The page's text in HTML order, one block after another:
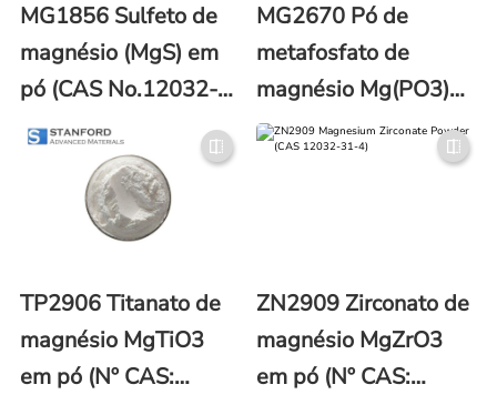
MG1856 Sulfeto de
magnésio (MgS) em
pó (CAS No.12032-
36-9)
MG2670 Pó de
metafosfato de
magnésio Mg(PO3)2
(Nº CAS: 13573-12-
TP2906 Titanato de
magnésio MgTiO3
em pó (Nº CAS:
ZN2909 Zirconato de
magnésio MgZrO3
em pó (Nº CAS: